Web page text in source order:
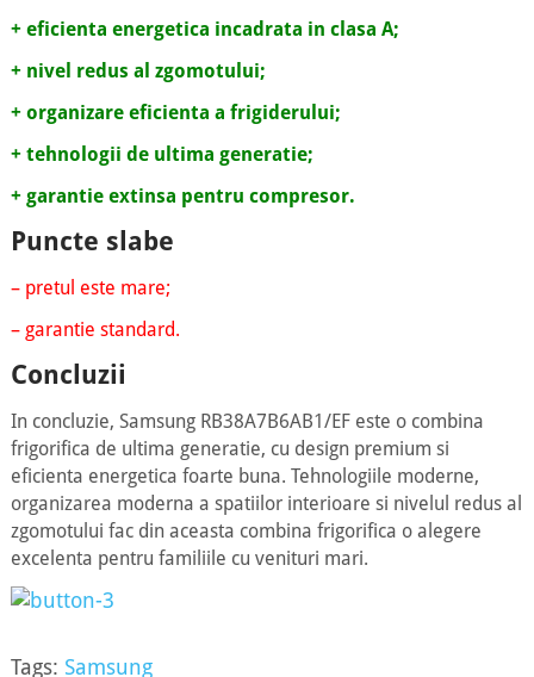
+ eficienta energetica incadrata in clasa A;
+ nivel redus al zgomotului;
+ organizare eficienta a frigiderului;
+ tehnologii de ultima generatie;
+ garantie extinsa pentru compresor.
Puncte slabe
– pretul este mare;
– garantie standard.
Concluzii
In concluzie, Samsung RB38A7B6AB1/EF este o combina
frigorifica de ultima generatie, cu design premium si
eficienta energetica foarte buna. Tehnologiile moderne,
organizarea moderna a spatiilor interioare si nivelul redus al
zgomotului fac din aceasta combina frigorifica o alegere
excelenta pentru familiile cu venituri mari.
Tags: Samsung